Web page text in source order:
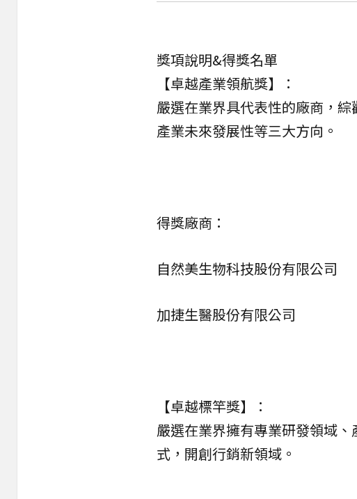
獎項說明&得獎名單
【卓越產業領航獎】：
嚴選在業界具代表性的廠商，
產業未來發展性等三大方向。
得獎廠商：
自然美生物科技股份有限公司
加捷生醫股份有限公司
【卓越標竿獎】：
嚴選在業界擁有專業研發領域
式，開創行銷新領域。